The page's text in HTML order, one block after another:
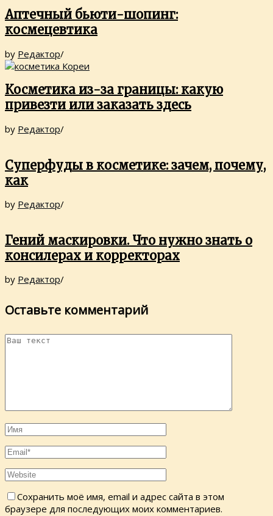
Аптечный бьюти-шопинг:
космецевтика
by Редактор/
Косметика из-за границы: какую
привезти или заказать здесь
by Редактор/
Суперфуды в косметике: зачем, почему,
как
by Редактор/
Гений маскировки. Что нужно знать о
консилерах и корректорах
by Редактор/
Оставьте комментарий
Сохранить моё имя, email и адрес сайта в этом
браузере для последующих моих комментариев.